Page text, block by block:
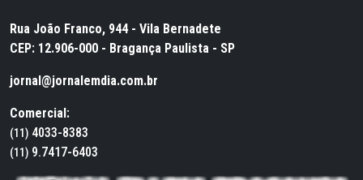
Rua João Franco, 944 - Vila Bernadete
CEP: 12.906-000 - Bragança Paulista - SP
jornal@jornalemdia.com.br
Comercial:
(11) 4033-8383
(11) 9.7417-6403